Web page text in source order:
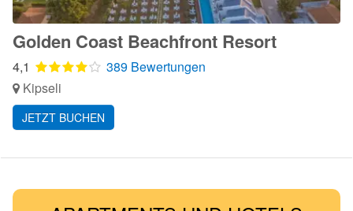
Golden Coast Beachfront Resort
4,1
389 Bewertungen
Kipseli
JETZT BUCHEN